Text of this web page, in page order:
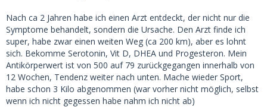
Nach ca 2 Jahren habe ich einen Arzt entdeckt, der nicht nur die
Symptome behandelt, sondern die Ursache. Den Arzt finde ich
super, habe zwar einen weiten Weg (ca 200 km), aber es lohnt
sich. Bekomme Serotonin, Vit D, DHEA und Progesteron. Mein
Antikörperwert ist von 500 auf 79 zurückgegangen innerhalb von
12 Wochen, Tendenz weiter nach unten. Mache wieder Sport,
habe schon 3 Kilo abgenommen (war vorher nicht möglich, selbst
wenn ich nicht gegessen habe nahm ich nicht ab)